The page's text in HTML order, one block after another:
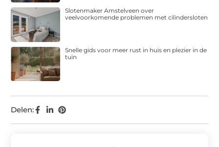
Delen:
Slotenmaker Amstelveen over
veelvoorkomende problemen met cilindersloten
Snelle gids voor meer rust in huis en plezier in de
tuin